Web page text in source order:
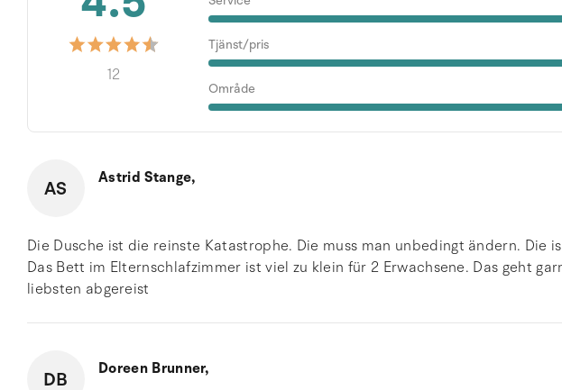
12
Tjänst/pris
Område
AS Astrid Stange,
Die Dusche ist die reinste Katastrophe. Die muss man unbedingt ändern. Die
Das Bett im Elternschlafzimmer ist viel zu klein für 2 Erwachsene. Das geht
liebsten abgereist
DB Doreen Brunner,